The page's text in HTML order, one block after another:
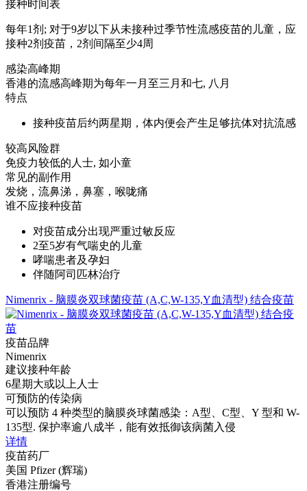
接种时间表
每年1剂; 对于9岁以下从未接种过季节性流感疫苗的儿童，应
接种2剂疫苗，2剂间隔至少4周
感染高峰期
香港的流感高峰期为每年一月至三月和七, 八月
特点
接种疫苗后约两星期，体内便会产生足够抗体对抗流感
较高风险群
免疫力较低的人士, 如小童
常见的副作用
发烧，流鼻涕，鼻塞，喉咙痛
谁不应接种疫苗
对疫苗成分出现严重过敏反应
2至5岁有气喘史的儿童
哮喘患者及孕妇
伴随阿司匹林治疗
Nimenrix - 脑膜炎双球菌疫苗 (A,C,W-135,Y血清型) 结合疫苗
疫苗品牌
Nimenrix
建议接种年龄
6星期大或以上人士
可预防的传染病
可以预防 4 种类型的脑膜炎球菌感染：A型、C型、Y 型和 W-
135型. 保护率逾八成半，能有效抵御该病菌入侵
详情
疫苗药厂
美国 Pfizer (辉瑞)
香港注册编号